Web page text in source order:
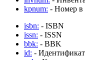
kpnum: - Номер в
isbn: - ISBN
issn: - ISSN
bbk: - BBK
id: -